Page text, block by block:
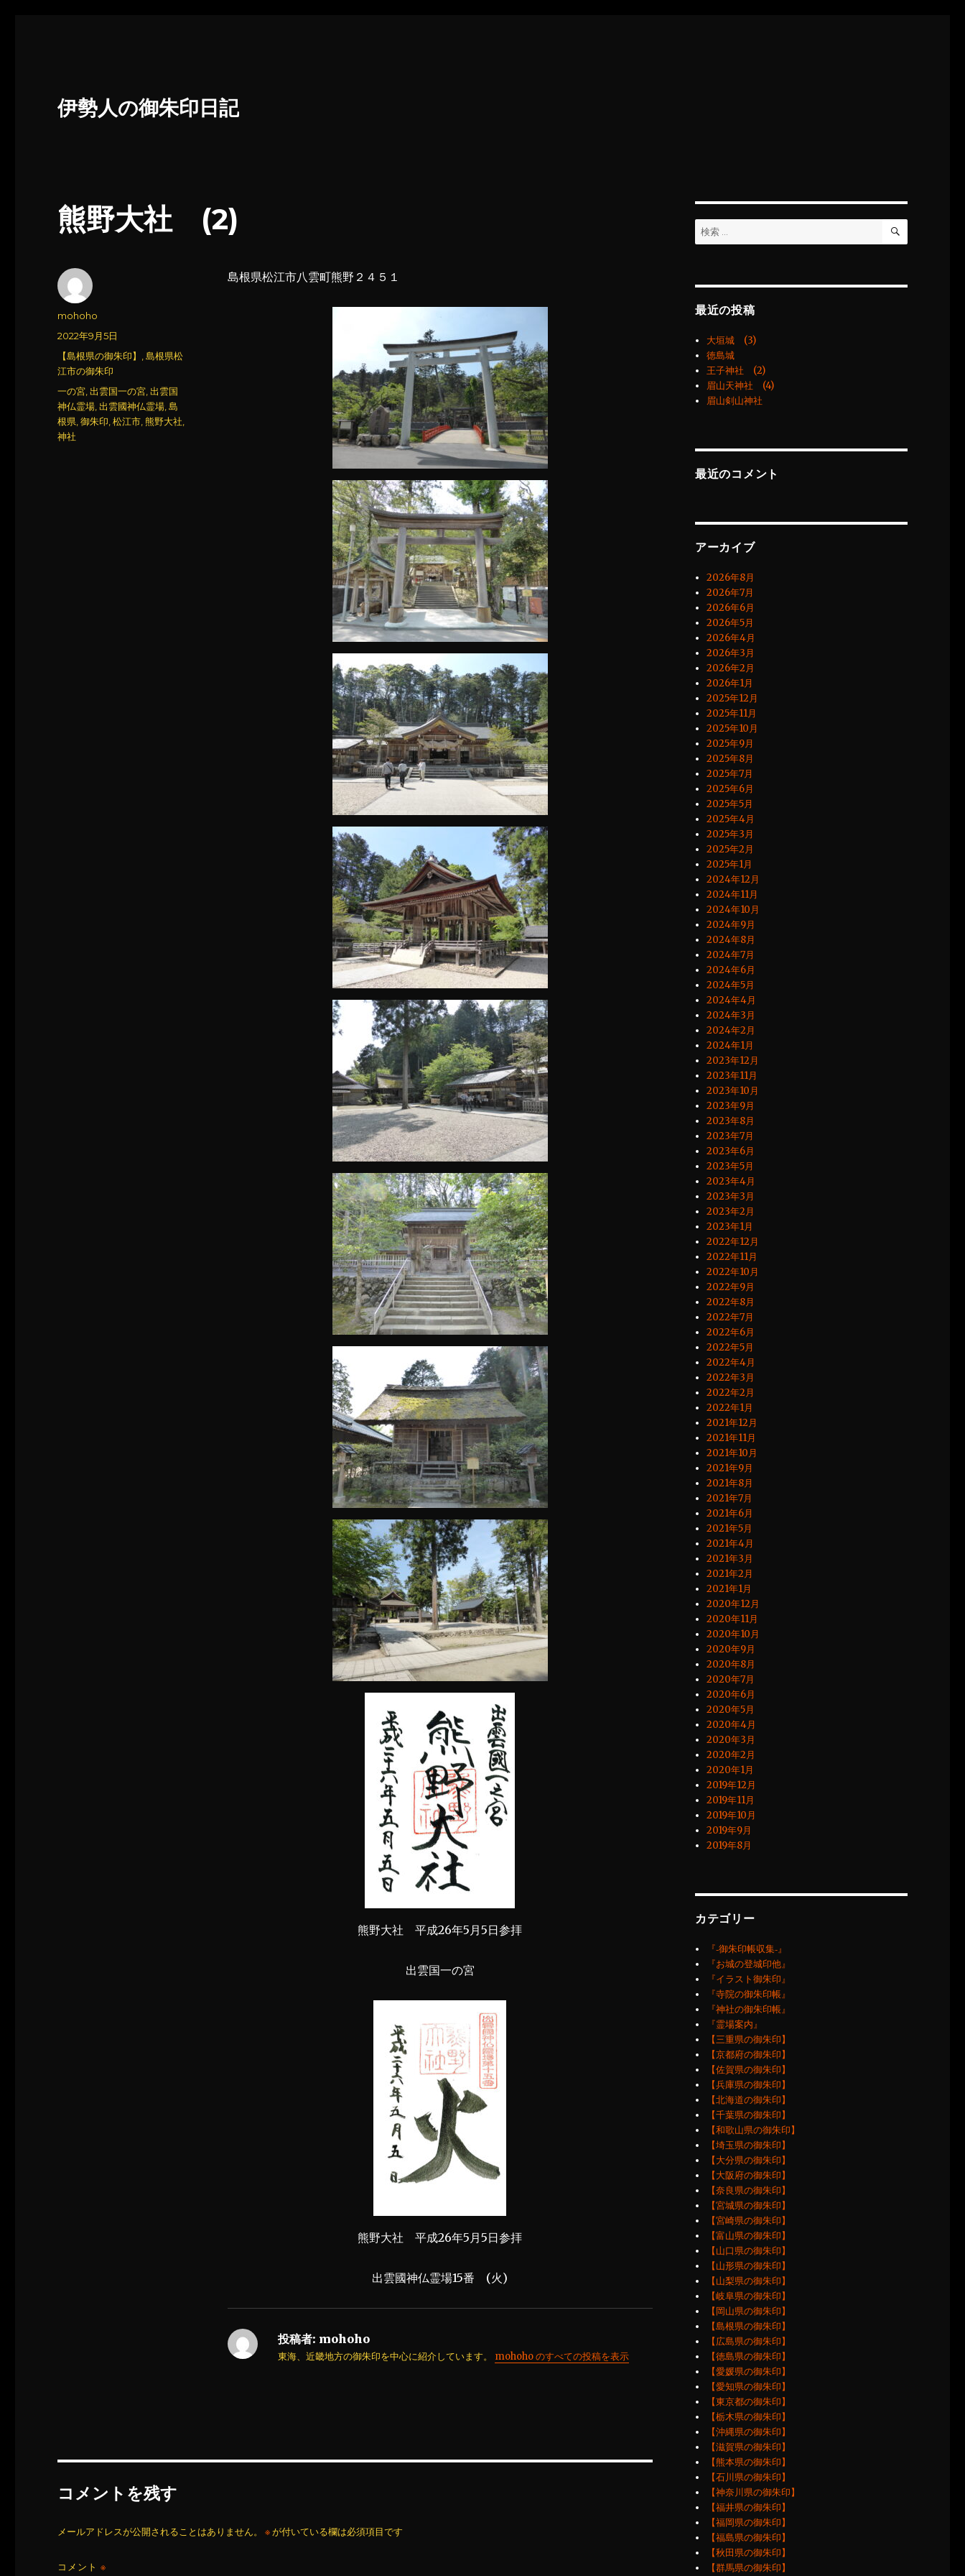
伊勢人の御朱印日記
熊野大社 (2)
島根県松江市八雲町熊野２４５１
熊野大社 平成26年5月5日参拝
出雲国一の宮
熊野大社 平成26年5月5日参拝
出雲國神仏霊場15番 (火)
投稿者: mohoho
東海、近畿地方の御朱印を中心に紹介しています。 mohoho のすべての投稿を表示
投
mohoho
投
稿
日:
2022年9月5日
カ
テ
リ
ー
【島根県の御朱印】 ,島根県松
江市の御朱印
タ
グ
一の宮 ,出雲国一の宮 ,出雲国
神仏霊場 ,出雲國神仏霊場 ,島
根県 ,御朱印 ,松江市 ,熊野大社
神社
コメントを残す
メールアドレスが公開されることはありません。 ※が付いている欄は必須項目です
コメント※
検
索:
検
最近の投稿
大垣城 (3)
徳島城
王子神社 (2)
眉山天神社 (4)
眉山剣山神社
最近のコメント
アーカイブ
2026年8月
2026年7月
2026年6月
2026年5月
2026年4月
2026年3月
2026年2月
2026年1月
2025年12月
2025年11月
2025年10月
2025年9月
2025年8月
2025年7月
2025年6月
2025年5月
2025年4月
2025年3月
2025年2月
2025年1月
2024年12月
2024年11月
2024年10月
2024年9月
2024年8月
2024年7月
2024年6月
2024年5月
2024年4月
2024年3月
2024年2月
2024年1月
2023年12月
2023年11月
2023年10月
2023年9月
2023年8月
2023年7月
2023年6月
2023年5月
2023年4月
2023年3月
2023年2月
2023年1月
2022年12月
2022年11月
2022年10月
2022年9月
2022年8月
2022年7月
2022年6月
2022年5月
2022年4月
2022年3月
2022年2月
2022年1月
2021年12月
2021年11月
2021年10月
2021年9月
2021年8月
2021年7月
2021年6月
2021年5月
2021年4月
2021年3月
2021年2月
2021年1月
2020年12月
2020年11月
2020年10月
2020年9月
2020年8月
2020年7月
2020年6月
2020年5月
2020年4月
2020年3月
2020年2月
2020年1月
2019年12月
2019年11月
2019年10月
2019年9月
2019年8月
カテゴリー
『‐御朱印帳収集‐』
『お城の登城印他』
『イラスト御朱印』
『寺院の御朱印帳』
『神社の御朱印帳』
『霊場案内』
【三重県の御朱印】
【京都府の御朱印】
【佐賀県の御朱印】
【兵庫県の御朱印】
【北海道の御朱印】
【千葉県の御朱印】
【和歌山県の御朱印】
【埼玉県の御朱印】
【大分県の御朱印】
【大阪府の御朱印】
【奈良県の御朱印】
【宮城県の御朱印】
【宮崎県の御朱印】
【富山県の御朱印】
【山口県の御朱印】
【山形県の御朱印】
【山梨県の御朱印】
【岐阜県の御朱印】
【岡山県の御朱印】
【島根県の御朱印】
【広島県の御朱印】
【徳島県の御朱印】
【愛媛県の御朱印】
【愛知県の御朱印】
【東京都の御朱印】
【栃木県の御朱印】
【沖縄県の御朱印】
【滋賀県の御朱印】
【熊本県の御朱印】
【石川県の御朱印】
【神奈川県の御朱印】
【福井県の御朱印】
【福岡県の御朱印】
【福島県の御朱印】
【秋田県の御朱印】
【群馬県の御朱印】